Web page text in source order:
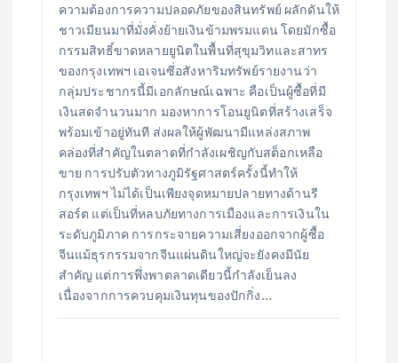
ความต้องการความปลอดภัยของสินทรัพย์ ผลักดันให้
ชาวเมียนมาที่มั่งคั่งย้ายเงินข้ามพรมแดน โดยมักซื้อ
กรรมสิทธิ์ขาดหลายยูนิตในพื้นที่สุขุมวิทและสาทร
ของกรุงเทพฯ เอเจนซี่อสังหาริมทรัพย์รายงานว่า
กลุ่มประชากรนี้มีเอกลักษณ์เฉพาะ คือเป็นผู้ซื้อที่มี
เงินสดจำนวนมาก มองหาการโอนยูนิตที่สร้างเสร็จ
พร้อมเข้าอยู่ทันที ส่งผลให้ผู้พัฒนามีแหล่งสภาพ
คล่องที่สำคัญในตลาดที่กำลังเผชิญกับสต็อกเหลือ
ขาย การปรับตัวทางภูมิรัฐศาสตร์ครั้งนี้ทำให้
กรุงเทพฯ ไม่ได้เป็นเพียงจุดหมายปลายทางด้านรี
สอร์ต แต่เป็นที่หลบภัยทางการเมืองและการเงินใน
ระดับภูมิภาค การกระจายความเสี่ยงออกจากผู้ซื้อ
จีนแม้ธุรกรรมจากจีนแผ่นดินใหญ่จะยังคงมีนัย
สำคัญ แต่การพึ่งพาตลาดเดียวนี้กำลังเย็นลง
เนื่องจากการควบคุมเงินทุนของปักกิ่ง…